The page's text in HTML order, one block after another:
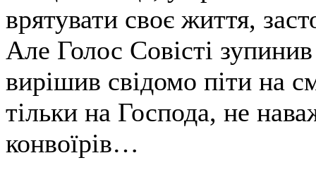
врятувати своє життя,
Але Голос Совісті
вирішив свідомо піти на
тільки на Господа, не
конвоїрів…